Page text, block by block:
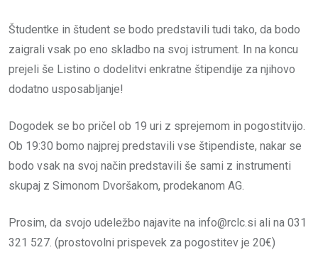
Študentke in študent se bodo predstavili tudi tako, da bodo
zaigrali vsak po eno skladbo na svoj istrument. In na koncu
prejeli še Listino o dodelitvi enkratne štipendije za njihovo
dodatno usposabljanje!
Dogodek se bo pričel ob 19 uri z sprejemom in pogostitvijo.
Ob 19:30 bomo najprej predstavili vse štipendiste, nakar se
bodo vsak na svoj način predstavili še sami z instrumenti
skupaj z Simonom Dvoršakom, prodekanom AG.
Prosim, da svojo udeležbo najavite na info@rclc.si ali na 031
321 527. (prostovolni prispevek za pogostitev je 20€)